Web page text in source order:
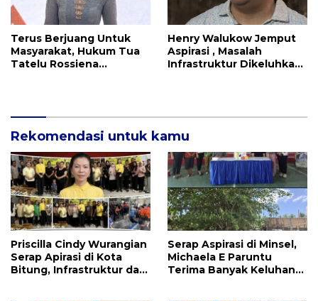
Terus Berjuang Untuk
Masyarakat, Hukum Tua
Tatelu Rossiena
Walukow
Henry Walukow Jemput
Aspirasi , Masalah
Infrastruktur Dikeluhkan
Rekomendasi untuk kamu
Priscilla Cindy Wurangian
Serap Apirasi di Kota
Bitung, Infrastruktur dan
Serap Aspirasi di Minsel,
Michaela E Paruntu
Terima Banyak Keluhan